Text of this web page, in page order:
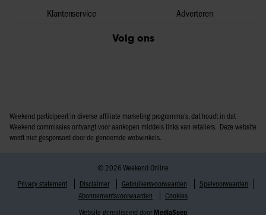
Klantenservice
Adverteren
Volg ons
Weekend participeert in diverse affiliate marketing programma’s, dat houdt in dat
Weekend commissies ontvangt voor aankopen middels links van retailers. Deze website
wordt niet gesponsord door de genoemde webwinkels.
© 2026 Weekend Online
Privacy statement
Disclaimer Gebruikersvoorwaarden
Spelvoorwaarden
Abonnementsvoorwaarden
Cookies
Website gerealiseerd door MediaSoep